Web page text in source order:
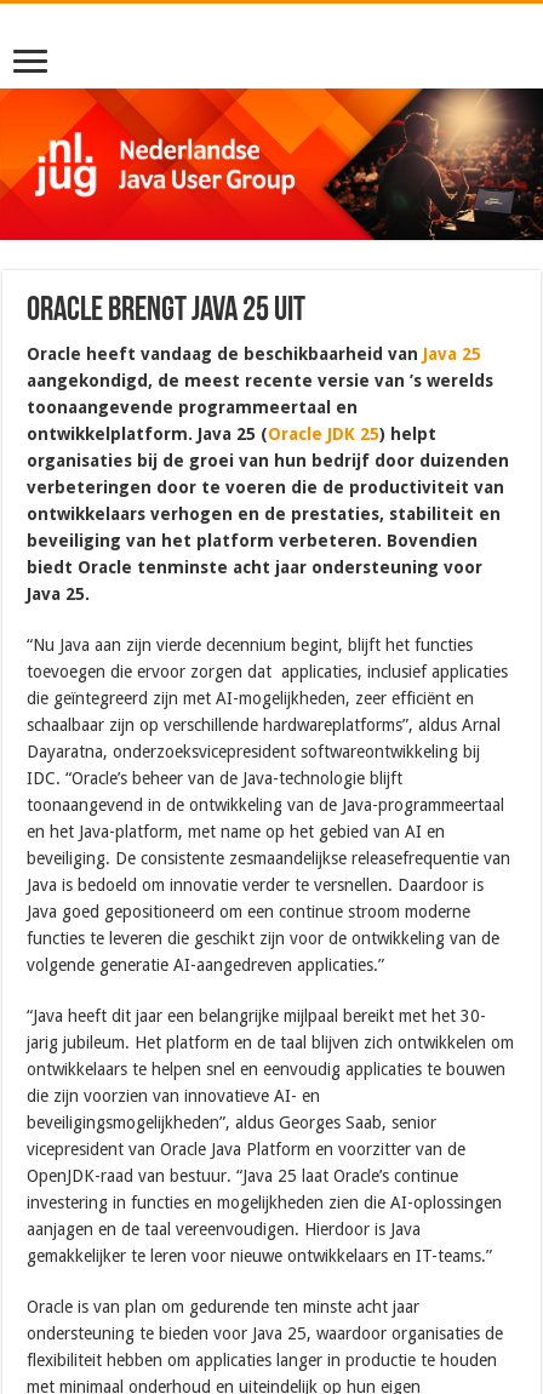
Oracle brengt Java 25 uit
Oracle heeft vandaag de beschikbaarheid van Java 25
aangekondigd, de meest recente versie van ’s werelds
toonaangevende programmeertaal en
ontwikkelplatform. Java 25 (Oracle JDK 25) helpt
organisaties bij de groei van hun bedrijf door duizenden
verbeteringen door te voeren die de productiviteit van
ontwikkelaars verhogen en de prestaties, stabiliteit en
beveiliging van het platform verbeteren. Bovendien
biedt Oracle tenminste acht jaar ondersteuning voor
Java 25.
“Nu Java aan zijn vierde decennium begint, blijft het functies
toevoegen die ervoor zorgen dat applicaties, inclusief applicaties
die geïntegreerd zijn met AI-mogelijkheden, zeer efficiënt en
schaalbaar zijn op verschillende hardwareplatforms”, aldus Arnal
Dayaratna, onderzoeksvicepresident softwareontwikkeling bij
IDC. “Oracle’s beheer van de Java-technologie blijft
toonaangevend in de ontwikkeling van de Java-programmeertaal
en het Java-platform, met name op het gebied van AI en
beveiliging. De consistente zesmaandelijkse releasefrequentie van
Java is bedoeld om innovatie verder te versnellen. Daardoor is
Java goed gepositioneerd om een continue stroom moderne
functies te leveren die geschikt zijn voor de ontwikkeling van de
volgende generatie AI-aangedreven applicaties.”
“Java heeft dit jaar een belangrijke mijlpaal bereikt met het 30-
jarig jubileum. Het platform en de taal blijven zich ontwikkelen om
ontwikkelaars te helpen snel en eenvoudig applicaties te bouwen
die zijn voorzien van innovatieve AI- en
beveiligingsmogelijkheden”, aldus Georges Saab, senior
vicepresident van Oracle Java Platform en voorzitter van de
OpenJDK-raad van bestuur. “Java 25 laat Oracle’s continue
investering in functies en mogelijkheden zien die AI-oplossingen
aanjagen en de taal vereenvoudigen. Hierdoor is Java
gemakkelijker te leren voor nieuwe ontwikkelaars en IT-teams.”
Oracle is van plan om gedurende ten minste acht jaar
ondersteuning te bieden voor Java 25, waardoor organisaties de
flexibiliteit hebben om applicaties langer in productie te houden
met minimaal onderhoud en uiteindelijk op hun eigen